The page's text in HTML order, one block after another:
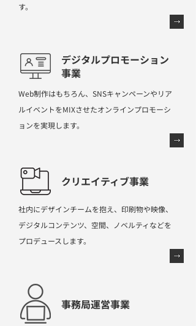
す。
デジタルプロモーション
事業
Web制作はもちろん、SNSキャンペーンやリア
ルイベントをMIXさせたオンラインプロモーシ
ョンを実現します。
クリエイティブ事業
社内にデザインチームを抱え、印刷物や映像、
デジタルコンテンツ、空間、ノベルティなどを
プロデュースします。
事務局運営事業